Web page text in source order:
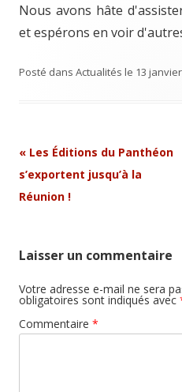
Nous avons hâte
et espérons en voir
Posté dans Actualités le 13
Navigation
Article
« Les Éditions du Panthéon
s’exportent jusqu’à la
Réunion !
Laisser un commentaire
Votre adresse e-mail ne sera
obligatoires sont indiqués avec
Commentaire *